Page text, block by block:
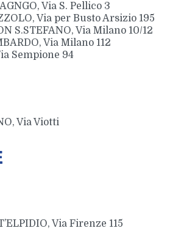
Via S. Pellico 3
Via per Busto Arsizio 195
S.STEFANO, Via Milano 10/12
Via Milano 112
Sempione 94
Via Viotti
Via Firenze 115